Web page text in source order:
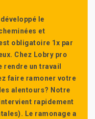
le
et
obligatoire 1x par
Chez Lobry pro
un travail
faire ramoner votre
alentours? Notre
rapidement
Le ramonage a